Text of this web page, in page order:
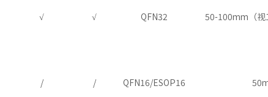
√ √ QFN32 50-100mm（视
/ / QFN16/ESOP16